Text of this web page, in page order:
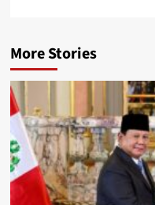
More Stories